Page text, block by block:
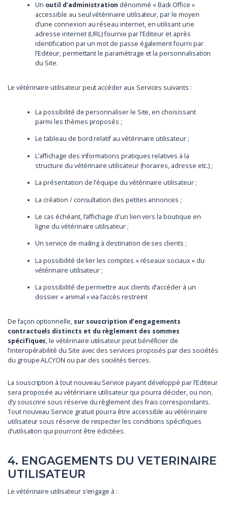
Un outil d’administration dénommé « Back Office »
accessible au seul vétérinaire utilisateur, par le moyen
d’une connexion au réseau internet, en utilisant une
adresse internet (URL) fournie par l’Editeur et après
identification par un mot de passe également fourni par
l’Editeur, permettant le paramétrage et la personnalisation
du Site.
Le vétérinaire utilisateur peut accéder aux Services suivants :
La possibilité de personnaliser le Site, en choisissant
parmi les thèmes proposés ;
Le tableau de bord relatif au vétérinaire utilisateur ;
L’affichage des informations pratiques relatives à la
structure du vétérinaire utilisateur (horaires, adresse etc.) ;
La présentation de l’équipe du vétérinaire utilisateur ;
La création / consultation des petites annonces ;
Le cas échéant, l’affichage d'un lien vers la boutique en
ligne du vétérinaire utilisateur ;
Un service de mailing à destination de ses clients ;
La possibilité de lier les comptes « réseaux sociaux » du
vétérinaire utilisateur ;
La possibilité de permettre aux clients d’accéder à un
dossier « animal » via l’accès restreint
De façon optionnelle, sur souscription d’engagements
contractuels distincts et du règlement des sommes
spécifiques, le vétérinaire utilisateur peut bénéficier de
l’interopérabilité du Site avec des services proposés par des sociétés
du groupe ALCYON ou par des sociétés tierces.
La souscription à tout nouveau Service payant développé par l’Editeur
sera proposée au vétérinaire utilisateur qui pourra décider, ou non,
d’y souscrire sous réserve du règlement des frais correspondants.
Tout nouveau Service gratuit pourra être accessible au vétérinaire
utilisateur sous réserve de respecter les conditions spécifiques
d’utilisation qui pourront être édictées.
4. ENGAGEMENTS DU VETERINAIRE
UTILISATEUR
Le vétérinaire utilisateur s’engage à :